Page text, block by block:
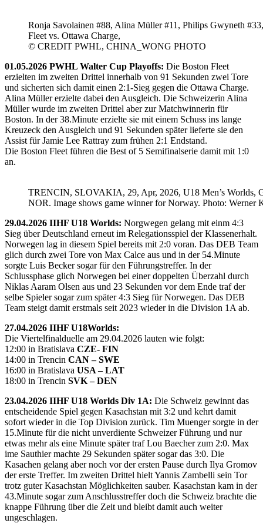
Ronja Savolainen #88, Alina Müller #11, Philips Gwyneth
Fleet vs. Ottawa Charge,
© CREDIT PWHL, CHINA_WONG PHOTO
01.05.2026 PWHL Walter Cup Playoffs: Die Boston Fleet
erzielten im zweiten Drittel innerhalb von 91 Sekunden zwei Tore
und sicherten sich damit einen 2:1-Sieg gegen die Ottawa Charge.
Alina Müller erzielte dabei den Ausgleich. Die Schweizerin Alina
Müller wurde im zweiten Drittel aber zur Matchwinnerin für
Boston. In der 38.Minute erzielte sie mit einem Schuss ins lange
Kreuzeck den Ausgleich und 91 Sekunden später lieferte sie den
Assist für Jamie Lee Rattray zum frühen 2:1 Endstand.
Die Boston Fleet führen die Best of 5 Semifinalserie damit mit 1:0
an.
TRENCIN, SLOVAKIA, 29, Apr, 2026, U18 Men’s Worlds,
NOR. Image shows game winner for Norway. Photo: Werner
29.04.2026 IIHF U18 Worlds: Norgwegen gelang mit einm 4:3
Sieg über Deutschland erneut im Relegationsspiel der Klassenerhalt.
Norwegen lag in diesem Spiel bereits mit 2:0 voran. Das DEB Team
glich durch zwei Tore von Max Calce aus und in der 54.Minute
sorgte Luis Becker sogar für den Führungstreffer. In der
Schlussphase glich Norwegen bei einer doppelten Überzahl durch
Niklas Aaram Olsen aus und 23 Sekunden vor dem Ende traf der
selbe Spieler sogar zum später 4:3 Sieg für Norwegen. Das DEB
Team steigt damit erstmals seit 2023 wieder in die Division 1A ab.
27.04.2026 IIHF U18Worlds:
Die Viertelfinalduelle am 29.04.2026 lauten wie folgt:
12:00 in Bratislava CZE- FIN
14:00 in Trencin CAN – SWE
16:00 in Bratislava USA – LAT
18:00 in Trencin SVK – DEN
23.04.2026 IIHF U18 Worlds Div 1A: Die Schweiz gewinnt das
entscheidende Spiel gegen Kasachstan mit 3:2 und kehrt damit
sofort wieder in die Top Division zurück. Tim Muenger sorgte in der
15.Minute für die nicht unverdiente Schweizer Führung und nur
etwas mehr als eine Minute später traf Lou Baecher zum 2:0. Max
ime Sauthier machte 29 Sekunden später sogar das 3:0. Die
Kasachen gelang aber noch vor der ersten Pause durch Ilya Gromov
der erste Treffer. Im zweiten Drittel hielt Yannis Zambelli sein Tor
trotz guter Kasachstan Möglichkeiten sauber. Kasachstan kam in der
43.Minute sogar zum Anschlusstreffer doch die Schweiz brachte die
knappe Führung über die Zeit und bleibt damit auch weiter
ungeschlagen.